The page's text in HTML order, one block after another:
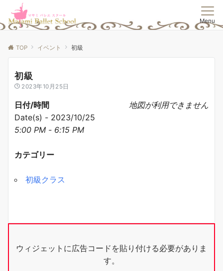
Menu
TOP イベント 初級
初級
2023年10月25日
地図が利用できません
日付/時間
Date(s) - 2023/10/25
5:00 PM - 6:15 PM
カテゴリー
初級クラス
ウィジェットに広告コードを貼り付ける必要がありま
す。